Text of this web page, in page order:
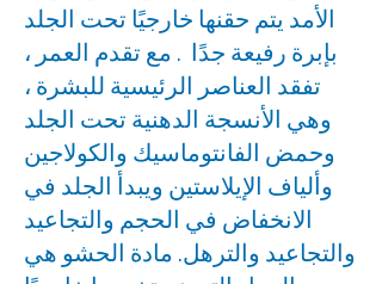
الأمد يتم حقنها خارجيًا تحت الجلد
بإبرة رفيعة جدًا . مع تقدم العمر ،
تفقد العناصر الرئيسية للبشرة ،
وهي الأنسجة الدهنية تحت الجلد
وحمض الفانتوماسيك والكولاجين
وألياف الإيلاستين ويبدأ الجلد في
الانخفاض في الحجم والتجاعيد
والتجاعيد والترهل. مادة الحشو هي